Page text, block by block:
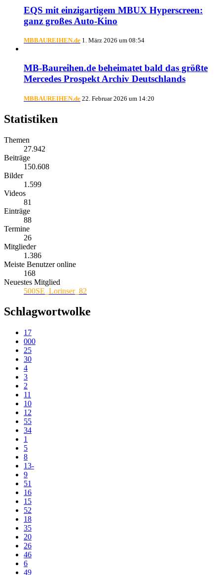
EQS mit einzigartigem MBUX Hyperscreen:
ganz großes Auto-Kino
MBBAUREIHEN.de 1. März 2026 um 08:54
MB-Baureihen.de beheimatet bald das größte
Mercedes Prospekt Archiv Deutschlands
MBBAUREIHEN.de 22. Februar 2026 um 14:20
Statistiken
Themen
27.942
Beiträge
150.608
Bilder
1.599
Videos
81
Einträge
88
Termine
26
Mitglieder
1.386
Meiste Benutzer online
168
Neuestes Mitglied
500SE_Lorinser_82
Schlagwortwolke
17
000
25
30
4
3
2
11
10
12
55
34
1
5
8
13-
9
51
16
15
52
18
35
20
26
46
6
49